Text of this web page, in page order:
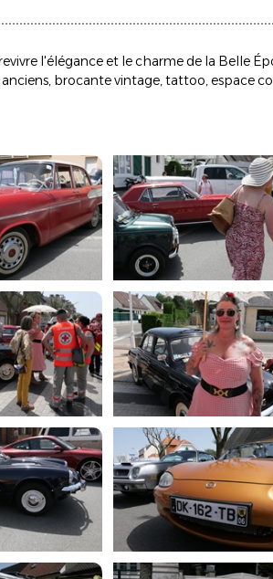
l'élégance et le charme de la Belle
brocante vintage, tattoo, espace